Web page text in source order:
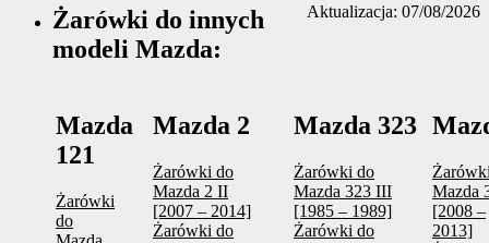
Aktualizacja: 07/08/2026
Żarówki do innych
modeli Mazda:
Mazda
121
Żarówki
do
Mazda 2
Żarówki do
Mazda 2 II
[2007 – 2014]
Żarówki do
Mazda 323
Żarówki do
Mazda 323 III
[1985 – 1989]
Żarówki do
Mazda
[2008 –
2013]